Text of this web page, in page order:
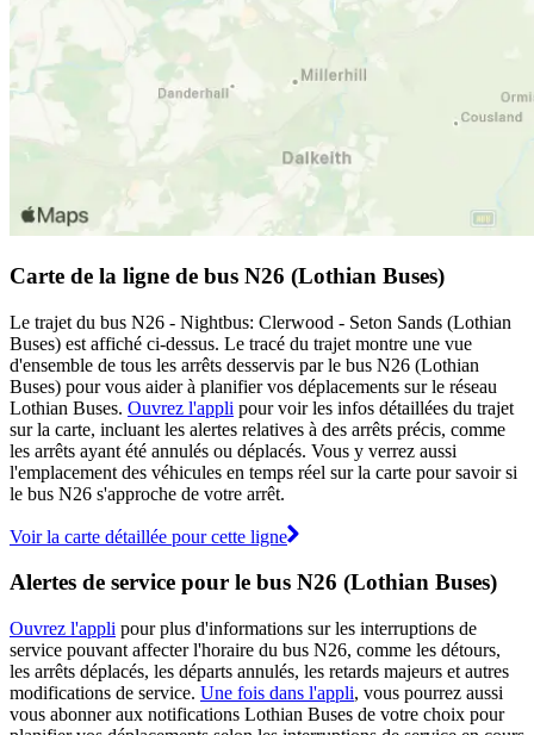
Carte de la ligne de bus N26 (Lothian Buses)
Le trajet du bus N26 - Nightbus: Clerwood - Seton Sands (Lothian
Buses) est affiché ci-dessus. Le tracé du trajet montre une vue
d'ensemble de tous les arrêts desservis par le bus N26 (Lothian
Buses) pour vous aider à planifier vos déplacements sur le réseau
Lothian Buses. Ouvrez l'appli pour voir les infos détaillées du trajet
sur la carte, incluant les alertes relatives à des arrêts précis, comme
les arrêts ayant été annulés ou déplacés. Vous y verrez aussi
l'emplacement des véhicules en temps réel sur la carte pour savoir si
le bus N26 s'approche de votre arrêt.
Voir la carte détaillée pour cette ligne
Alertes de service pour le bus N26 (Lothian Buses)
Ouvrez l'appli pour plus d'informations sur les interruptions de
service pouvant affecter l'horaire du bus N26, comme les détours,
les arrêts déplacés, les départs annulés, les retards majeurs et autres
modifications de service. Une fois dans l'appli, vous pourrez aussi
vous abonner aux notifications Lothian Buses de votre choix pour